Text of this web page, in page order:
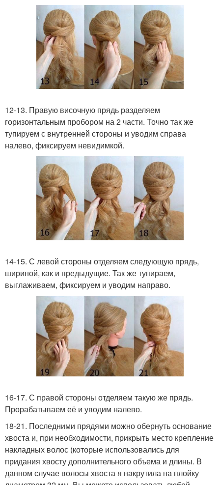
12-13. Правую височную прядь разделяем
горизонтальным пробором на 2 части. Точно так же
тупируем с внутренней стороны и уводим справа
налево, фиксируем невидимкой.
14-15. С левой стороны отделяем следующую прядь,
шириной, как и предыдущие. Так же тупираем,
выглаживаем, фиксируем и уводим направо.
16-17. С правой стороны отделяем такую же прядь.
Прорабатываем её и уводим налево.
18-21. Последними прядями можно обернуть основание
хвоста и, при необходимости, прикрыть место крепление
накладных волос (которые использовались для
придания хвосту дополнительного объема и длины. В
данном случае волосы хвоста я накрутила на плойку